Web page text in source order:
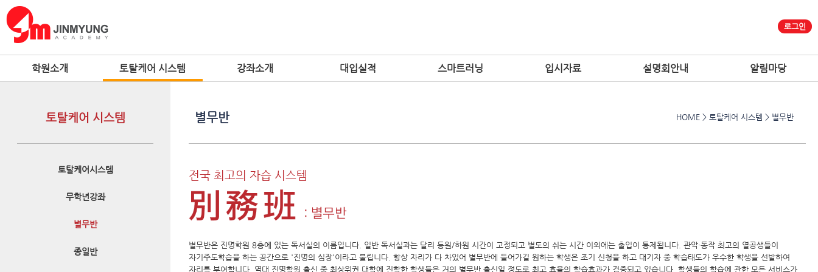
로그인
학원소개 토탈케어 시스템 강좌소개 대입실적 스마트러닝 입시자료 설명회안내 알림마당
토탈케어 시스템
토탈케어시스템
무학년강좌
별무반
종일반
HOME > 토탈케어 시스템 > 별무반
별무반
전국 최고의 자습 시스템
별무반은 진명학원 8층에 있는 독서실의 이름입니다. 일반 독서실과는 달리 등원/하원 시간이 고정되고 별도의 쉬는 시간 이외에는 출입이 통제됩니다. 관악·동작 최고의 열공생들이
자기주도학습을 하는 공간으로 '진명의 심장'이라고 불립니다. 항상 자리가 다 차있어 별무반에 들어가길 원하는 학생은 조기 신청을 하고 대기자 중 학습태도가 우수한 학생을 선발하여
자리를 부여합니다. 역대 진명학원 출신 중 최상위권 대학에 진학한 학생들은 거의 별무반 출신일 정도로 최고 효율의 학습효과가 검증되고 있습니다. 학생들의 학습에 관한 모든 서비스가